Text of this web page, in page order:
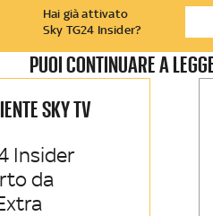
Hai già attivato
Sky TG24 Insider?
PUOI CONTINUARE A
SKY TV
Insider
da